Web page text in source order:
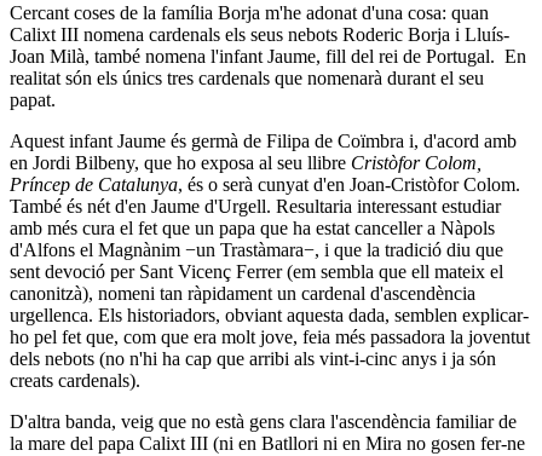
Cercant coses de la família Borja m'he adonat d'una cosa: quan
Calixt III nomena cardenals els seus nebots Roderic Borja i Lluís-
Joan Milà, també nomena l'infant Jaume, fill del rei de Portugal. En
realitat són els únics tres cardenals que nomenarà durant el seu
papat.
Aquest infant Jaume és germà de Filipa de Coïmbra i, d'acord amb
en Jordi Bilbeny, que ho exposa al seu llibre Cristòfor Colom,
Príncep de Catalunya, és o serà cunyat d'en Joan-Cristòfor Colom.
També és nét d'en Jaume d'Urgell. Resultaria interessant estudiar
amb més cura el fet que un papa que ha estat canceller a Nàpols
d'Alfons el Magnànim −un Trastàmara−, i que la tradició diu que
sent devoció per Sant Vicenç Ferrer (em sembla que ell mateix el
canonitzà), nomeni tan ràpidament un cardenal d'ascendència
urgellenca. Els historiadors, obviant aquesta dada, semblen explicar-
ho pel fet que, com que era molt jove, feia més passadora la joventut
dels nebots (no n'hi ha cap que arribi als vint-i-cinc anys i ja són
creats cardenals).
D'altra banda, veig que no està gens clara l'ascendència familiar de
la mare del papa Calixt III (ni en Batllori ni en Mira no gosen fer-ne